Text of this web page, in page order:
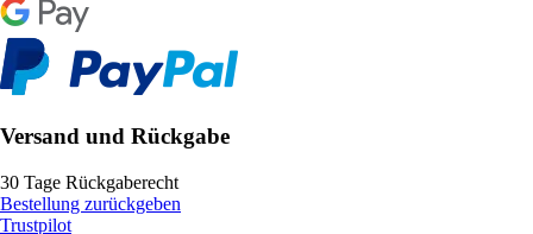
Versand und Rückgabe
30 Tage Rückgaberecht
Bestellung zurückgeben
Trustpilot